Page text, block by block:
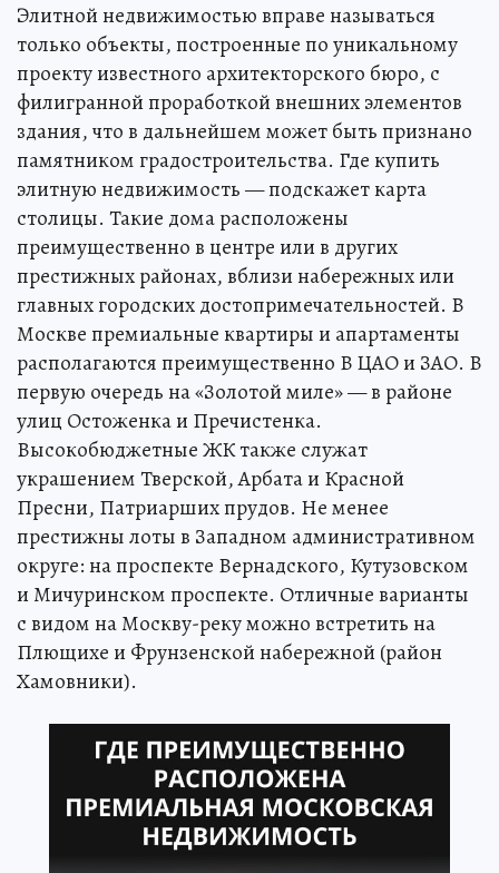
Элитной недвижимостью вправе называться
только объекты, построенные по уникальному
проекту известного архитекторского бюро, с
филигранной проработкой внешних элементов
здания, что в дальнейшем может быть признано
памятником градостроительства. Где купить
элитную недвижимость — подскажет карта
столицы. Такие дома расположены
преимущественно в центре или в других
престижных районах, вблизи набережных или
главных городских достопримечательностей. В
Москве премиальные квартиры и апартаменты
располагаются преимущественно В ЦАО и ЗАО. В
первую очередь на «Золотой миле» — в районе
улиц Остоженка и Пречистенка.
Высокобюджетные ЖК также служат
украшением Тверской, Арбата и Красной
Пресни, Патриарших прудов. Не менее
престижны лоты в Западном административном
округе: на проспекте Вернадского, Кутузовском
и Мичуринском проспекте. Отличные варианты
с видом на Москву-реку можно встретить на
Плющихе и Фрунзенской набережной (район
Хамовники).